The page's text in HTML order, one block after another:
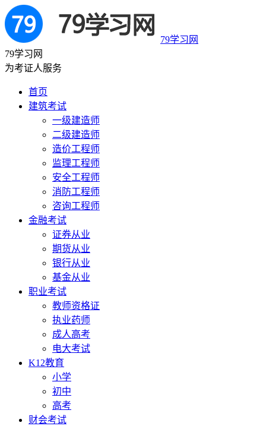
79学习网
79学习网
为考证人服务
首页
建筑考试
一级建造师
二级建造师
造价工程师
监理工程师
安全工程师
消防工程师
咨询工程师
金融考试
证券从业
期货从业
银行从业
基金从业
职业考试
教师资格证
执业药师
成人高考
电大考试
K12教育
小学
初中
高考
财会考试